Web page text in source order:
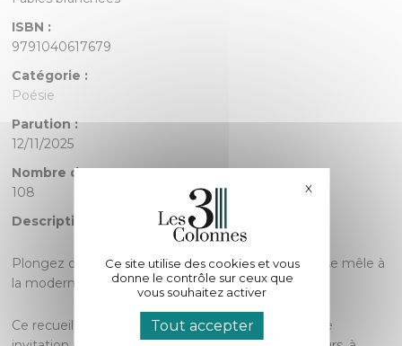
ISBN :
9791040617679
Catégorie :
Poésie
Parution :
12/11/2025
Nombre de pages :
108
Description :
Plongez dans un univers où la sagesse des fables se mêle à
la modernité des enjeux actuels.
Ce recueil de fables modernes et originales est une
Ce site utilise des cookies et vous
donne le contrôle sur ceux que
vous souhaitez activer
Tout accepter
XMasquer le